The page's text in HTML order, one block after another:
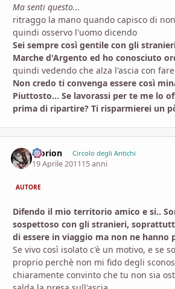
Ma senti questo...
ritraggo la mano quando capisco di
quindi osservo l'uomo dicendo
Sei sempre così gentile con gli
Marche d'Argento ed ho conosciuto
quindi vedendo che alza l'ascia con
Non credo ti convenga essere così
Piuttosto... Se lavorassi per te me lo
prima di ripartire? Ti risparmierei un
Morion Circolo degli Antichi
19 Aprile 201115 anni
AUTORE
Difendo il mio territorio amico e si..
sospettoso con gli stranieri,
di essere in viaggio ma non ne hanno
Se vivo così isolato c'è un motivo, e se
proprio perchè non mi fido degli
chiaramente convinto che tu non sia